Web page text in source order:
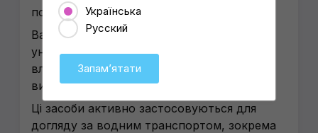
поверхнях авто.
Варто зазначити, що завдяки своїй
універсальності та високим захисним
властивостям, продукція SOFT99 давно
вийшла за межі автомобільної ніші.
Ці засоби активно застосовуються для
догляду за водним транспортом, зокрема
Українська
Русский
Запамʼятати